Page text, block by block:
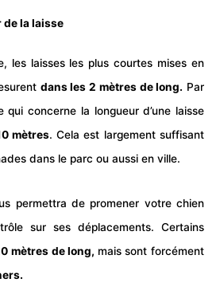
la laisse
les laisses les plus courtes mises en
dans les 2 mètres de long. Par
qui concerne la longueur d’une laisse
mètres. Cela est largement suffisant
dans le parc ou aussi en ville.
permettra de promener votre chien
sur ses déplacements. Certains
mètres de long, mais sont forcément